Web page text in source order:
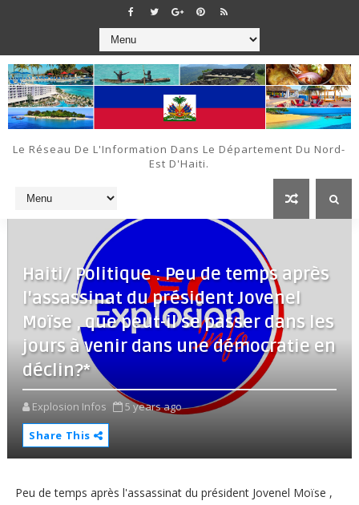
Le Réseau De L'Information Dans Le Département Du Nord-
Est D'Haiti.
Haiti/ Politique : Peu de temps après
l'assassinat du président Jovenel
Moïse , que peut-il se passer dans les
jours à venir dans une démocratie en
déclin?*
Explosion Infos
5 years ago
Share This
Peu de temps après l'assassinat du président Jovenel Moïse ,